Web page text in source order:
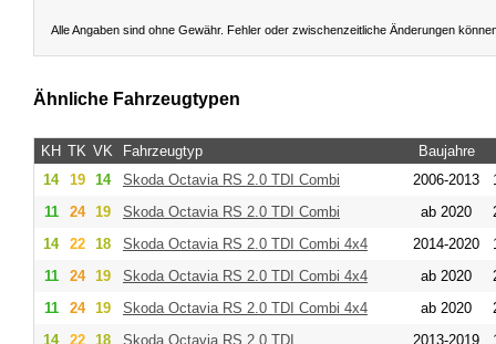
Alle Angaben sind ohne Gewähr. Fehler oder zwischenzeitliche Änderungen
Ähnliche Fahrzeugtypen
KH TK VK Fahrzeugtyp Baujahre
14
19 14 Skoda Octavia RS 2.0 TDI Combi 2006-2013
11
24 19 Skoda Octavia RS 2.0 TDI Combi ab 2020
14
22 18 Skoda Octavia RS 2.0 TDI Combi 4x4 2014-2020
11
24 19 Skoda Octavia RS 2.0 TDI Combi 4x4 ab 2020
11
24 19 Skoda Octavia RS 2.0 TDI Combi 4x4 ab 2020
14
22 18 Skoda Octavia RS 2.0 TDI 2013-2019